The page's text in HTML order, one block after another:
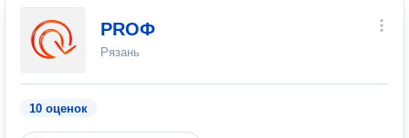
PROФ
Рязань
10 оценок